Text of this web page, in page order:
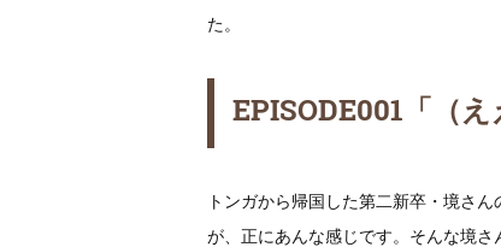
た。
EPISODE001「（
トンガから帰国した第二新卒・境さ
が、正にあんな感じです。そんな境